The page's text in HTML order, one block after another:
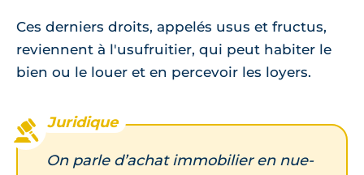
Ces derniers droits, appelés usus et fructus,
reviennent à l'usufruitier, qui peut habiter le
bien ou le louer et en percevoir les loyers.
On parle d’achat immobilier en nue-